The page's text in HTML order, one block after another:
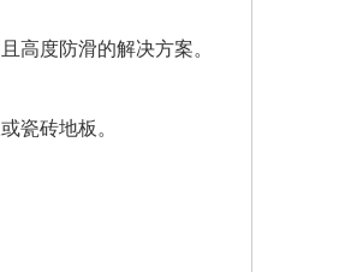
高度防滑的解决方案。
瓷砖地板。